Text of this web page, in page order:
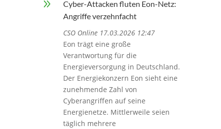
9
Cyber-Attacken fluten Eon-Netz:
Angriffe verzehnfacht
CSO Online 17.03.2026 12:47
Eon trägt eine große
Verantwortung für die
Energieversorgung in Deutschland.
Der Energiekonzern Eon sieht eine
zunehmende Zahl von
Cyberangriffen auf seine
Energienetze. Mittlerweile seien
täglich mehrere